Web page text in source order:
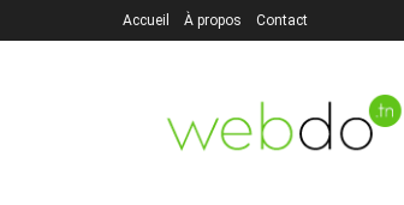
Accueil À propos Contact